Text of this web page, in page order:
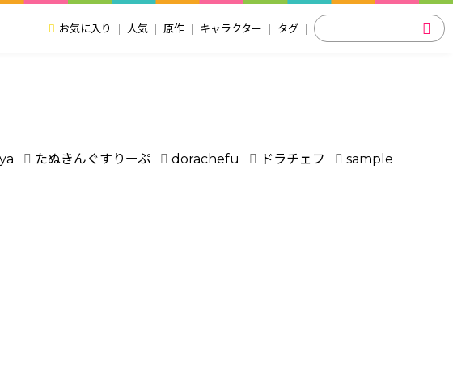
お気に入り 人気 原作 キャラクター タグ
たぬきんぐすりーぷ dorachefu ドラチェフ
sample